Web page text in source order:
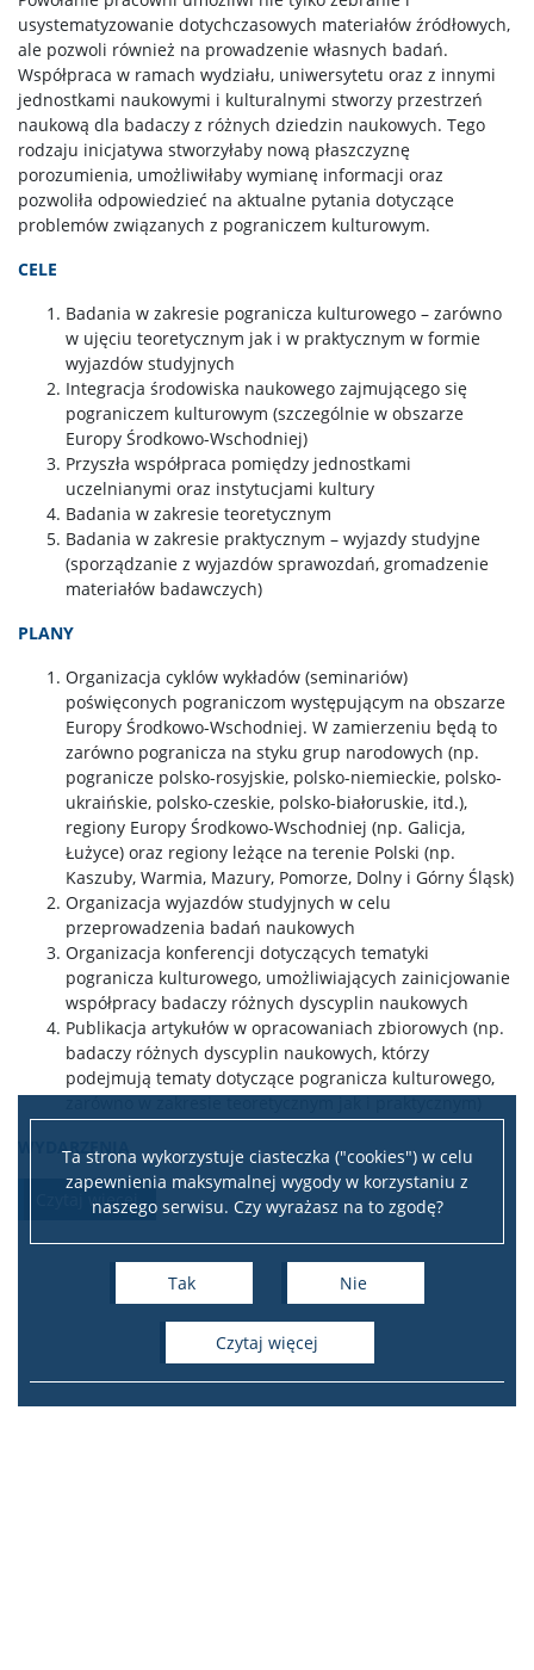
Ta strona wykorzystuje ciasteczka ("cookies") w celu
zapewnienia maksymalnej wygody w korzystaniu z
naszego serwisu. Czy wyrażasz na to zgodę?
Tak Nie
czytaj więcej
usystematyzowanie dotychczasowych materiałów źródłowych,
ale pozwoli również na prowadzenie własnych badań.
Współpraca w ramach wydziału, uniwersytetu oraz z innymi
jednostkami naukowymi i kulturalnymi stworzy przestrzeń
naukową dla badaczy z różnych dziedzin naukowych. Tego
rodzaju inicjatywa stworzyłaby nową płaszczyznę
porozumienia, umożliwiłaby wymianę informacji oraz
pozwoliła odpowiedzieć na aktualne pytania dotyczące
problemów związanych z pograniczem kulturowym.
CELE
Badania w zakresie pogranicza kulturowego – zarówno
w ujęciu teoretycznym jak i w praktycznym w formie
wyjazdów studyjnych
Integracja środowiska naukowego zajmującego się
pograniczem kulturowym (szczególnie w obszarze
Europy Środkowo-Wschodniej)
Przyszła współpraca pomiędzy jednostkami
uczelnianymi oraz instytucjami kultury
Badania w zakresie teoretycznym
Badania w zakresie praktycznym – wyjazdy studyjne
(sporządzanie z wyjazdów sprawozdań, gromadzenie
materiałów badawczych)
PLANY
Organizacja cyklów wykładów (seminariów)
poświęconych pograniczom występującym na obszarze
Europy Środkowo-Wschodniej. W zamierzeniu będą to
zarówno pogranicza na styku grup narodowych (np.
pogranicze polsko-rosyjskie, polsko-niemieckie, polsko-
ukraińskie, polsko-czeskie, polsko-białoruskie, itd.),
regiony Europy Środkowo-Wschodniej (np. Galicja,
Łużyce) oraz regiony leżące na terenie Polski (np.
Kaszuby, Warmia, Mazury, Pomorze, Dolny i Górny Śląsk)
Organizacja wyjazdów studyjnych w celu
przeprowadzenia badań naukowych
Organizacja konferencji dotyczących tematyki
pogranicza kulturowego, umożliwiających zainicjowanie
współpracy badaczy różnych dyscyplin naukowych
Publikacja artykułów w opracowaniach zbiorowych (np.
badaczy różnych dyscyplin naukowych, którzy
podejmują tematy dotyczące pogranicza kulturowego,
WYDARZENIA
Czytaj więcej